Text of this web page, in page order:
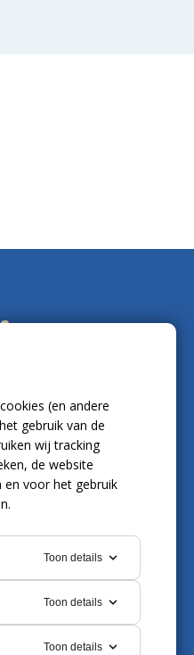
(en andere
gebruik van de
wij tracking
de website
en voor het gebruik
Toon details
Toon details
Toon details